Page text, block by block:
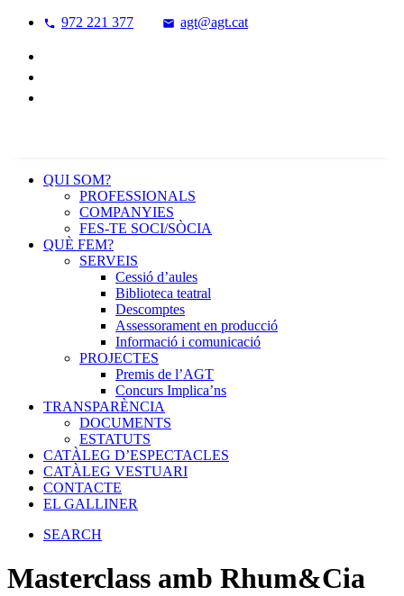
972 221 377 agt@agt.cat
QUI SOM?
PROFESSIONALS
COMPANYIES
FES-TE SOCI/SÒCIA
QUÈ FEM?
SERVEIS
Cessió d’aules
Biblioteca teatral
Descomptes
Assessorament en producció
Informació i comunicació
PROJECTES
Premis de l’AGT
Concurs Implica’ns
TRANSPARÈNCIA
DOCUMENTS
ESTATUTS
CATÀLEG D’ESPECTACLES
CATÀLEG VESTUARI
CONTACTE
EL GALLINER
SEARCH
Masterclass amb Rhum&Cia